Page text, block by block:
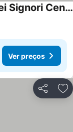
GuestHost - Padova - Piazza dei Signori Central Flats
Ver preços
Partilhar